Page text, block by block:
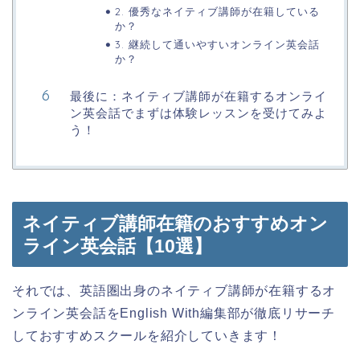
2. 優秀なネイティブ講師が在籍している
か？
3. 継続して通いやすいオンライン英会話
か？
最後に：ネイティブ講師が在籍するオンライ
ン英会話でまずは体験レッスンを受けてみよ
う！
ネイティブ講師在籍のおすすめオン
ライン英会話【10選】
それでは、英語圏出身のネイティブ講師が在籍するオ
ンライン英会話をEnglish With編集部が徹底リサーチ
しておすすめスクールを紹介していきます！